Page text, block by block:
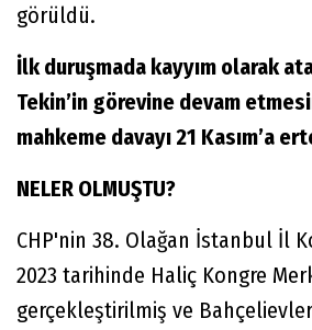
görüldü.
İlk duruşmada kayyım olarak
Tekin’in görevine devam
mahkeme davayı 21 Kasım’a
NELER OLMUŞTU?
CHP'nin 38. Olağan İstanbul İl
2023 tarihinde Haliç Kongre
gerçekleştirilmiş ve